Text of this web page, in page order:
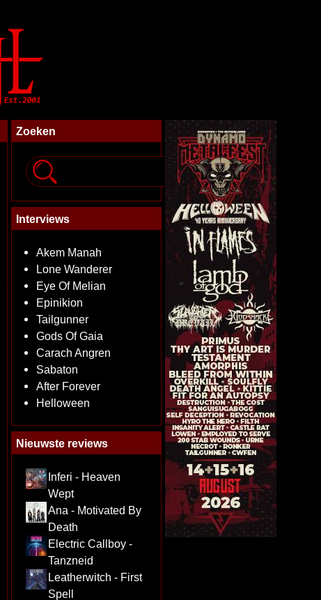
Zoeken
Interviews
Akem Manah
Lone Wanderer
Eye Of Melian
Epinikion
Tailgunner
Gods Of Gaia
Carach Angren
Sabaton
After Forever
Helloween
Nieuwste reviews
Inferi - Heaven
Wept
Ana - Motivated By
Death
Electric Callboy -
Tanzneid
Leatherwitch - First
Spell